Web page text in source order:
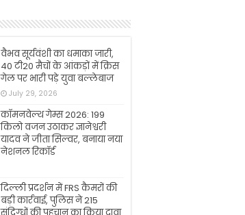
वैभव सूर्यवंशी का धमाका जारी,
40 टी20 मैचों के आंकड़ों में क्रिस
गेल पर भारी पड़े युवा बल्लेबाज
July 29, 2026
कॉमनवेल्थ गेम्स 2026: 199
किलो वजन उठाकर ज्ञानेश्वरी
यादव ने जीता सिल्वर, बनाया नया
नेशनल रिकॉर्ड
दिल्ली प्रदर्शन में FRS कैमरों की
बड़ी कार्रवाई, पुलिस ने 215